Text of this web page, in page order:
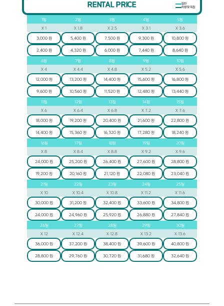
RENTAL PRICE
일반
학생 및 독립
1일
X 1
2일
X 1.8
3일
X 2.5
4일
X 3.1
5일
X 3.6
3,000 원 5,400 원 7,500 원 9,300 원 10,800 원
2,400 원 4,320 원 6,000 원 7,440 원 8,640 원
6일
X 4
7일
X 4.4
8일
X 4.8
9일
X 5.2
10일
X 5.6
12,000 원 13,200 원 14,400 원 15,600 원 16,800 원
9,600 원 10,560 원 11,520 원 12,480 원 13,440 원
11일
X 6
12일
X 6.4
13일
X 6.8
14일
X 7.2
15일
X 7.6
18,000 원 19,200 원 20,400 원 21,600 원 22,800 원
14,400 원 15,360 원 16,320 원 17,280 원 18,240 원
16일
X 8
17일
X 8.4
18일
X 8.8
19일
X 9.2
20일
X 9.6
24,000 원 25,200 원 26,400 원 27,600 원 28,800 원
19,200 원 20,160 원 21,120 원 22,080 원 23,040 원
21일
X 10
22일
X 10.4
23일
X 10.8
24일
X 11.2
25일
X 11.6
30,000 원 31,200 원 32,400 원 33,600 원 34,800 원
24,000 원 24,960 원 25,920 원 26,880 원 27,840 원
26일
X 12
27일
X 12.4
28일
X 12.8
29일
X 13.2
30일
X 13.6
36,000 원 37,200 원 38,400 원 39,600 원 40,800 원
28,800 원 29,760 원 30,720 원 31,680 원 32,640 원